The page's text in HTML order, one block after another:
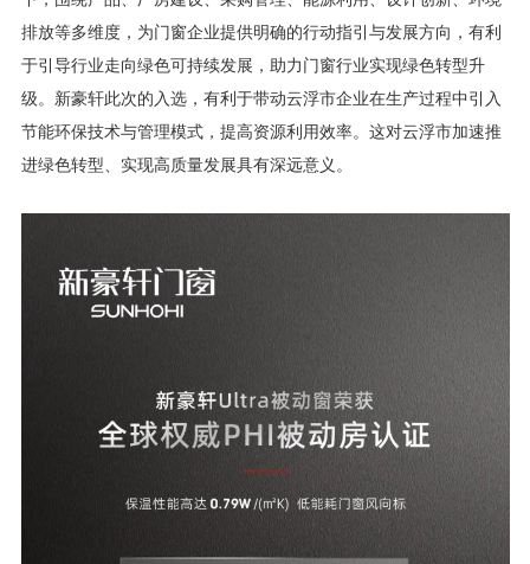
排放等多维度，为门窗企业提供明确的行动指引与发展方向，有利
于引导行业走向绿色可持续发展，助力门窗行业实现绿色转型升
级。新豪轩此次的入选，有利于带动云浮市企业在生产过程中引入
节能环保技术与管理模式，提高资源利用效率。这对云浮市加速推
进绿色转型、实现高质量发展具有深远意义。